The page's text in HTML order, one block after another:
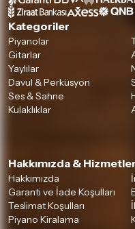
Kategoriler
Piyanolar
Gitarlar
Yaylılar
Davul & Perküsyon
Ses & Sahne
Kulaklıklar
Hakkımızda &
Hakkımızda
Garanti ve İade Koşulları
Teslimat Koşulları
Piyano Kiralama